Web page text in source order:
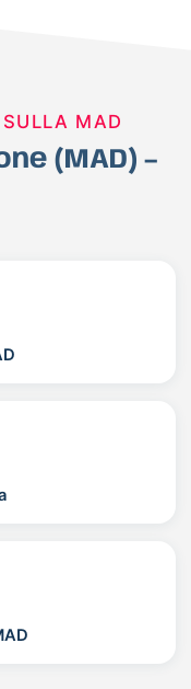
MAD
(MAD) –